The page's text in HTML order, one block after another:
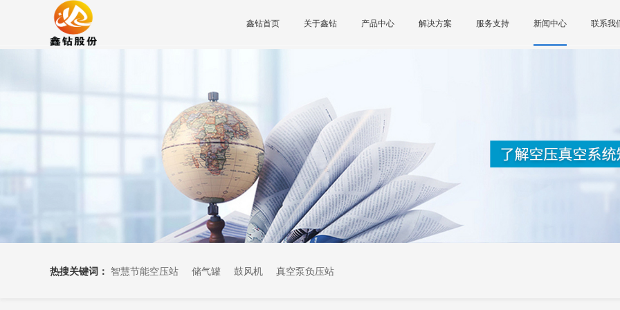
鑫钻首页 关于鑫钻 产品中心 解决方案 服务支持 新闻中心 联系我
热搜关键词： 智慧节能空压站 储气罐 鼓风机 真空泵负压站